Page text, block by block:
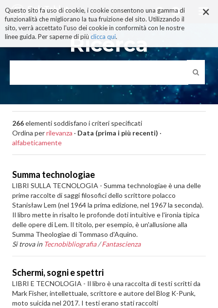
×
Questo sito fa uso di cookie, i cookie consentono una gamma di
funzionalità che migliorano la tua fruizione del sito. Utilizzando il
sito, verrà accettato l'uso dei cookie in conformità con le nostre
linee guida. Per saperne di più clicca qui.
ai
contenuti.
|
alla
navigazione
Ricerca
266elementi soddisfano i criteri specificati
Ordina perrilevanza · Data (prima i più recenti) ·
alfabeticamente
Summa technologiae
LIBRI SULLA TECNOLOGIA - Summa technologiae è una delle
prime raccolte di saggi filosofici dello scrittore polacco
Stanisław Lem (nel 1964 la prima edizione, nel 1967 la seconda).
Il libro mette in risalto le profonde doti intuitive e l'ironia tipica
delle opere di Lem. Il titolo, per esempio, è un'allusione alla
Summa Theologiae di Tommaso d'Aquino.
Si trova in Tecnobibliografia /Fantascienza
Schermi, sogni e spettri
LIBRI E TECNOLOGIA - Il libro è una raccolta di testi scritti da
Mark Fisher, intellettuale, scrittore e autore del Blog K-Punk,
moto suicida nel 2017. I testi erano stati raccolti